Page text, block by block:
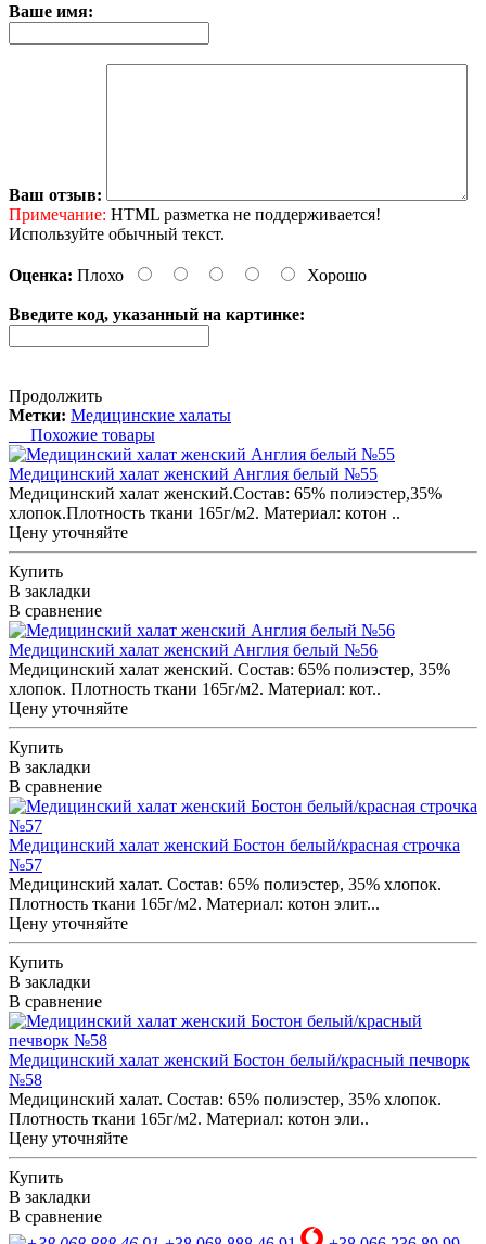
Ваше имя:
Ваш отзыв:
Примечание: HTML разметка не поддерживается!
Используйте обычный текст.
Оценка: Плохо Хорошо
Введите код, указанный на картинке:
Продолжить
Метки: Медицинские халаты
Похожие товары
Медицинский халат женский Англия белый №55
Медицинский халат женский.Состав: 65% полиэстер,35%
хлопок.Плотность ткани 165г/м2. Материал: котон ..
Цену уточняйте
Купить
В закладки
В сравнение
Медицинский халат женский Англия белый №56
Медицинский халат женский. Состав: 65% полиэстер, 35%
хлопок. Плотность ткани 165г/м2. Материал: кот..
Цену уточняйте
Купить
В закладки
В сравнение
Медицинский халат женский Бостон белый/красная строчка
№57
Медицинский халат. Состав: 65% полиэстер, 35% хлопок.
Плотность ткани 165г/м2. Материал: котон элит...
Цену уточняйте
Купить
В закладки
В сравнение
Медицинский халат женский Бостон белый/красный печворк
№58
Медицинский халат. Состав: 65% полиэстер, 35% хлопок.
Плотность ткани 165г/м2. Материал: котон эли..
Цену уточняйте
Купить
В закладки
В сравнение